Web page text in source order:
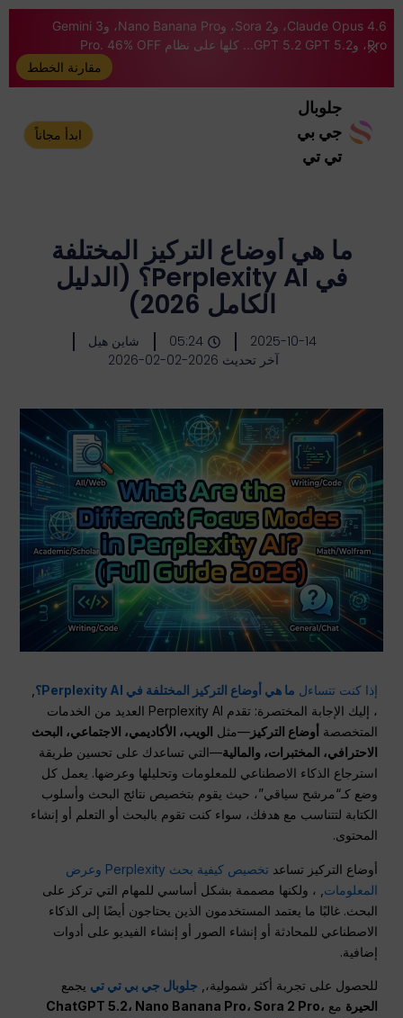
Claude Opus 4.6، وSora 2، وNano Banana Pro، وGemini 3
Pro، وGPT 5.2 GPT 5.2... كلها على نظام Pro. 46% OFF
مقارنة الخطط
جلوبال
جي بي
تي تي
ابدأ مجاناً
ما هي أوضاع التركيز المختلفة
في Perplexity AI؟ (الدليل
الكامل 2026)
2025-10-14
05:24
شاين هيل
آخر تحديث 2026-02-02-2026
إذا كنت تتساءل ما هي أوضاع التركيز المختلفة في Perplexity AI؟
، إليك الإجابة المختصرة: تقدم Perplexity AI العديد من الخدمات
المتخصصة أوضاع التركيز—مثل الويب، الأكاديمي، الاجتماعي، البحث
الاحترافي، المختبرات، والمالية—التي تساعدك على تحسين طريقة
استرجاع الذكاء الاصطناعي للمعلومات وتحليلها وعرضها. يعمل كل
وضع كـ“مرشح سياقي”، حيث يقوم بتخصيص نتائج البحث وأسلوب
الكتابة لتتناسب مع هدفك، سواء كنت تقوم بالبحث أو التعلم أو إنشاء
المحتوى.
أوضاع التركيز تساعد
تخصيص كيفية بحث Perplexity وعرض
المعلومات , ، ولكنها مصممة بشكل أساسي للمهام التي تركز على
البحث. غالبًا ما يعتمد المستخدمون الذين يحتاجون أيضًا إلى الذكاء
الاصطناعي للمحادثة أو إنشاء الصور أو إنشاء الفيديو على أدوات
إضافية.
للحصول على تجربة أكثر شمولية،, جلوبال جي بي تي تي يجمع
الحيرة مع ChatGPT 5.2، Nano Banana Pro، Sora 2 Pro،